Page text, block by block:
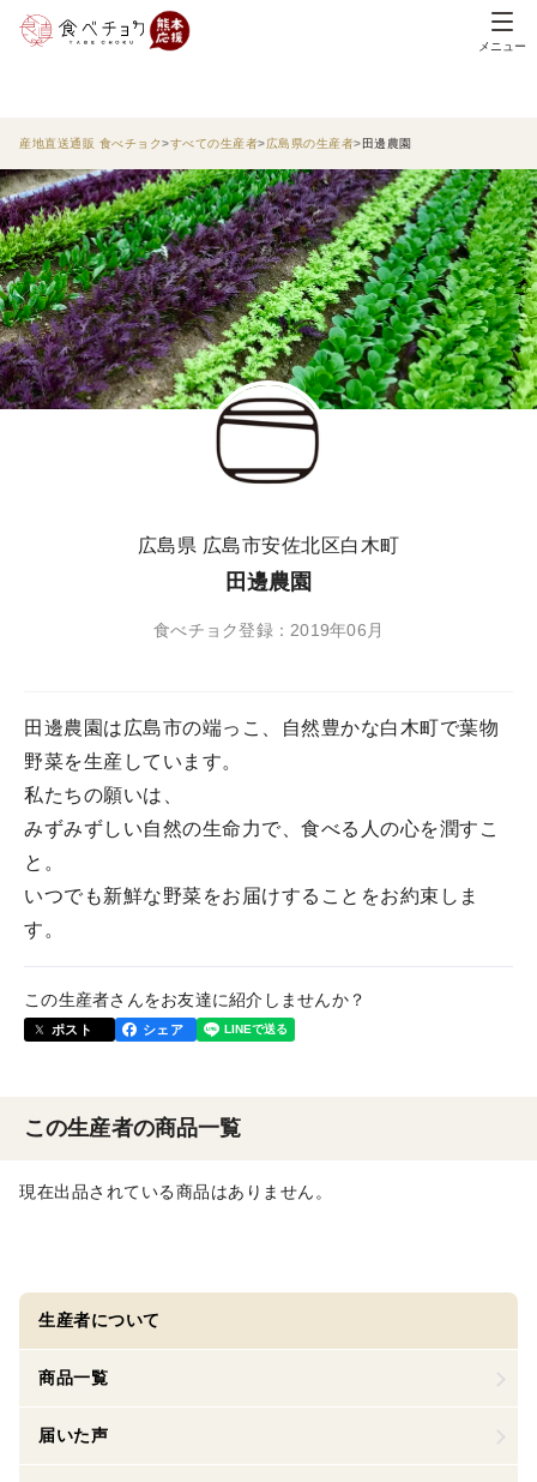
メニュー
産地直送通販 食べチョク すべての生産者 広島県の生産者 田邊農園
広島県 広島市安佐北区白木町
田邊農園
食べチョク登録：2019年06月
田邊農園は広島市の端っこ、自然豊かな白木町で葉物
野菜を生産しています。
私たちの願いは、
みずみずしい自然の生命力で、食べる人の心を潤すこ
と。
いつでも新鮮な野菜をお届けすることをお約束しま
す。
この生産者さんをお友達に紹介しませんか？
ポスト シェア
この生産者の商品一覧
現在出品されている商品はありません。
生産者について
商品一覧
届いた声